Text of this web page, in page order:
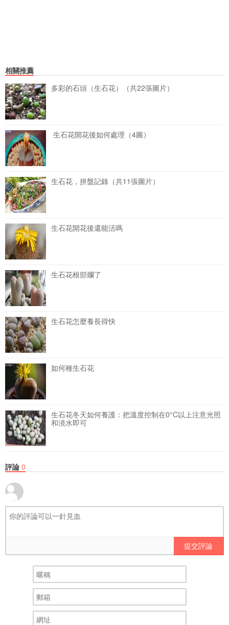
相關推薦
多彩的石頭（生石花）（共22張圖片）
生石花開花後如何處理（4圖）
生石花，拼盤記錄（共11張圖片）
生石花開花後還能活嗎
生石花根部爛了
生石花怎麼養長得快
如何種生石花
生石花冬天如何養護：把溫度控制在0°C以上注意光照
和澆水即可
評論 0
提交評論